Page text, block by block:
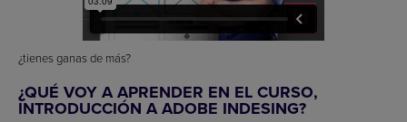
¿tienes ganas de más?
¿QUÉ VOY A APRENDER EN EL CURSO,
INTRODUCCIÓN A ADOBE INDESING?